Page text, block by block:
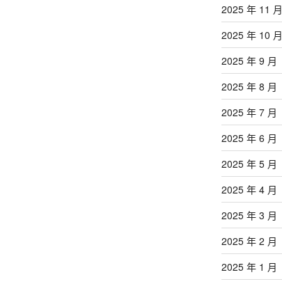
2025 年 11 月
2025 年 10 月
2025 年 9 月
2025 年 8 月
2025 年 7 月
2025 年 6 月
2025 年 5 月
2025 年 4 月
2025 年 3 月
2025 年 2 月
2025 年 1 月